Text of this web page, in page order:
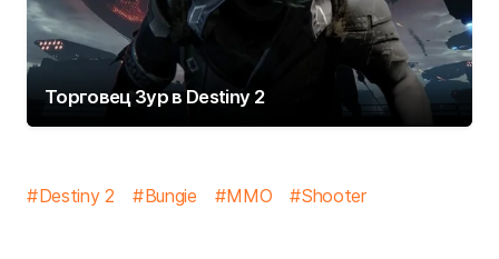
Торговец Зур в Destiny 2
Destiny 2 Bungie MMO Shooter